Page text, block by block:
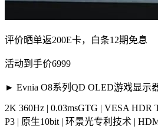
评价晒单返200E卡，白条12期免息
活动到手价6999
► Evnia O8系列QD OLED游戏显示
2K 360Hz | 0.03msGTG | VESA HDR
P3 | 原生10bit | 环景光专利技术 |